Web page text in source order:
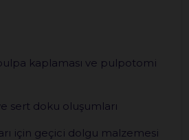
kaplaması ve pulpotomi
sert doku oluşumları
için geçici dolgu malzemesi